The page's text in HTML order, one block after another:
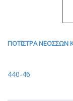
ΠΟΤΙΣΤΡΑ ΝΕΟΣΣΩΝ
440-46